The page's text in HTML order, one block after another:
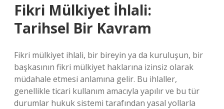
Fikri Mülkiyet İhlali:
Tarihsel Bir Kavram
Fikri mülkiyet ihlali, bir bireyin ya da kuruluşun, bir
başkasının fikri mülkiyet haklarına izinsiz olarak
müdahale etmesi anlamına gelir. Bu ihlaller,
genellikle ticari kullanım amacıyla yapılır ve bu tür
durumlar hukuk sistemi tarafından yasal yollarla